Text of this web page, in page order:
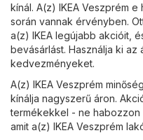
kínál. A(z) IKEA Veszprém e
során vannak érvényben.
a(z) IKEA legújabb akcióit,
bevásárlást. Használja ki az
kedvezményeket.
A(z) IKEA Veszprém
kínálja nagyszerű áron.
termékekkel - ne habozzon
amit a(z) IKEA Veszprém